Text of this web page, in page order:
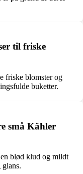
til friske
friske blomster og
buketter.
små Kähler
blød klud og mildt
glans.